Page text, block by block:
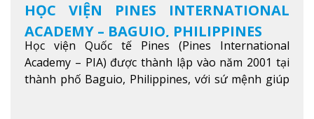
HỌC VIỆN PINES INTERNATIONAL
ACADEMY – BAGUIO, PHILIPPINES
Học viện Quốc tế Pines (Pines International
Academy – PIA) được thành lập vào năm 2001 tại
thành phố Baguio, Philippines, với sứ mệnh giúp